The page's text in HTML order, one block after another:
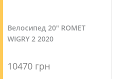
Велосипед 20" ROMET
WIGRY 2 2020
10470 грн